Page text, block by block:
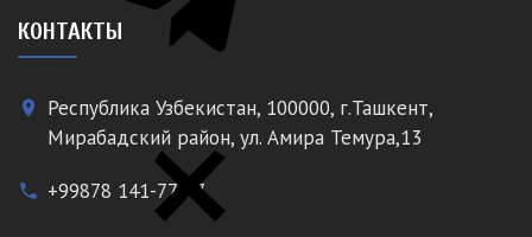
КОНТАКТЫ
place
Республика Узбекистан, 100000, г.Ташкент,
Мирабадский район, ул. Амира Темура,13
phone +99878 141-77-77